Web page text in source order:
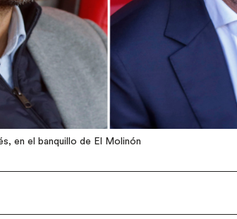
en el banquillo de El Molinón